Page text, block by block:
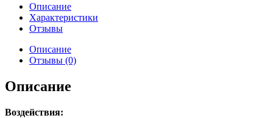
Описание
Характеристики
Отзывы
Описание
Отзывы (0)
Описание
Воздействия: